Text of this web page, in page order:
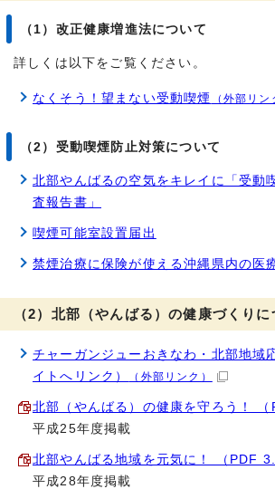
（1）改正健康増進法について
詳しくは以下をご覧ください。
なくそう！望まない受動喫煙 （外部リン
（2）受動喫煙防止対策について
北部やんばるの空気をキレイに「受動
査報告書」
喫煙可能室設置届出
禁煙治療に保険が使える沖縄県内の医
（2）北部（やんばる）の健康づくりに
チャーガンジューおきなわ・北部地域
イトへリンク）
（外部リンク）
北部（やんばる）の健康を守ろう！ （
平成25年度掲載
北部やんばる地域を元気に！ （PDF
平成28年度掲載